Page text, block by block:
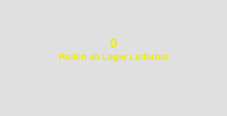
0
Reifen ab Lager Lieferbar